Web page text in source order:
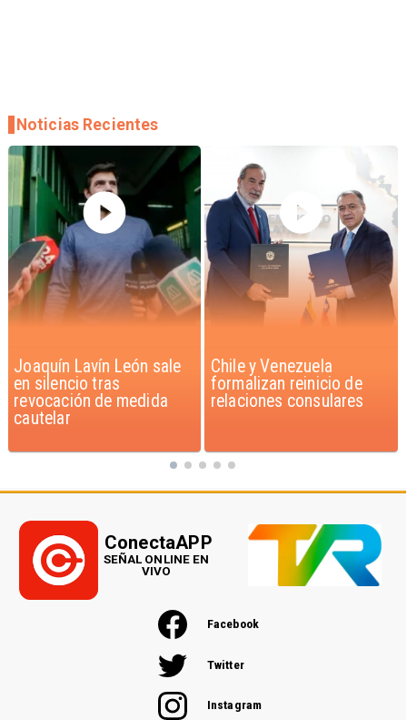
Chile y Venezuela
formalizan reinicio de
relaciones consulares
Feriantes rechazan
dichos de Camila Flores
sobre Fabiola Campillai
Noticias Recientes
Facebook
Twitter
Instagram
ConectaAPP
SEÑAL ONLINE EN
VIVO